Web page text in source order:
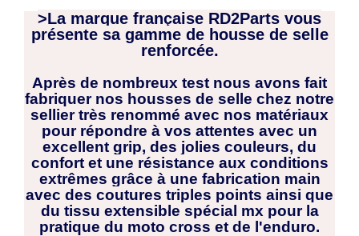
>La marque française RD2Parts vous
présente sa gamme de housse de selle
renforcée.
Après de nombreux test nous avons fait
fabriquer nos housses de selle chez notre
sellier très renommé avec nos matériaux
pour répondre à vos attentes avec un
excellent grip, des jolies couleurs, du
confort et une résistance aux conditions
extrêmes grâce à une fabrication main
avec des coutures triples points ainsi que
du tissu extensible spécial mx pour la
pratique du moto cross et de l'enduro.